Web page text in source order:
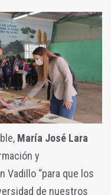
María José Lara
y
Vadillo “para que los
de nuestros